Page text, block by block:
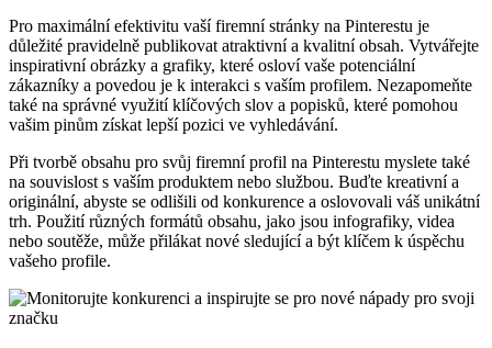
Pro maximální efektivitu vaší firemní stránky na Pinterestu je
důležité pravidelně publikovat atraktivní a kvalitní obsah. Vytvářejte
inspirativní obrázky a grafiky, které osloví vaše potenciální
zákazníky a povedou je k interakci s vaším profilem. Nezapomeňte
také na správné využití klíčových slov a popisků, které pomohou
vašim pinům získat lepší pozici ve vyhledávání.
Při tvorbě obsahu pro svůj firemní profil na Pinterestu myslete také
na souvislost s vaším produktem nebo službou. Buďte kreativní a
originální, abyste se odlišili od konkurence a oslovovali váš unikátní
trh. Použití různých formátů obsahu, jako jsou infografiky, videa
nebo soutěže, může přilákat nové sledující a být klíčem k úspěchu
vašeho profile.